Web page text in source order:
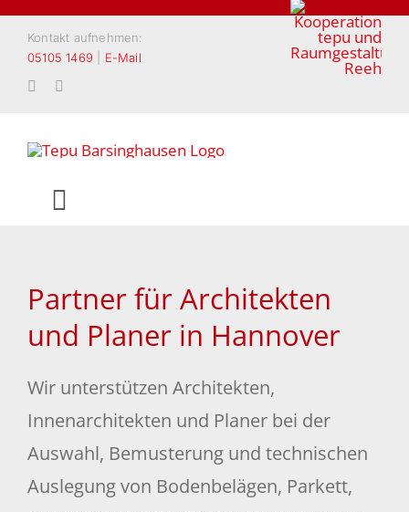
Zum
Inhalt
springen
Kontakt aufnehmen:
05105 1469
E-Mail
Toggle
BAUSTEUERUNG & PROJEKTLEITUNG
Partner für Architekten
und Planer in Hannover
Wir unterstützen Architekten,
Innenarchitekten und Planer bei der
Auswahl, Bemusterung und technischen
Auslegung von Bodenbelägen, Parkett,